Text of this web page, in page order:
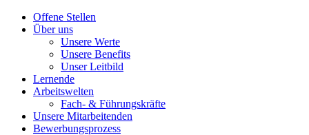
Offene Stellen
Über uns
Unsere Werte
Unsere Benefits
Unser Leitbild
Lernende
Arbeitswelten
Fach- & Führungskräfte
Unsere Mitarbeitenden
Bewerbungsprozess